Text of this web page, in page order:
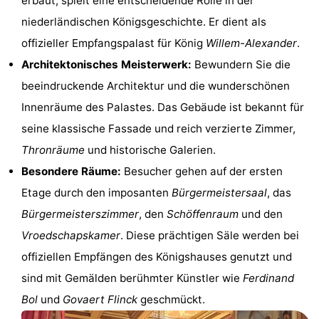
Wandern
Unterhaltung
Nachtleben
Essen
trinken
Einkäufen
Märkte
Warenhäuser
Veranstaltungen
Spezial
Kanale
Coffeeshops
niederländischen Königsgeschichte. Er dient als
offizieller Empfangspalast für König Willem-Alexander.
Architektonisches Meisterwerk: Bewundern Sie die
beeindruckende Architektur und die wunderschönen
Innenräume des Palastes. Das Gebäude ist bekannt für
seine klassische Fassade und reich verzierte Zimmer,
Thronräume und historische Galerien.
Besondere Räume: Besucher gehen auf der ersten
Etage durch den imposanten Bürgermeistersaal, das
Bürgermeisterszimmer, den Schöffenraum und den
Vroedschapskamer. Diese prächtigen Säle werden bei
offiziellen Empfängen des Königshauses genutzt und
sind mit Gemälden berühmter Künstler wie Ferdinand
Bol und Govaert Flinck geschmückt.